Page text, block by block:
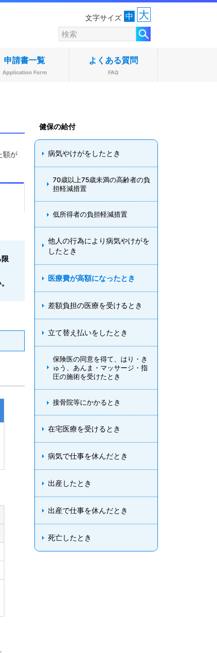
文字サイズ 中 大
申請書一覧
Application Form
よくある質問
FAQ
額が
健保の給付
病気やけがをしたとき
70歳以上75歳未満の高齢者の負
担軽減措置
低所得者の負担軽減措置
他人の行為により病気やけがを
したとき
医療費が高額になったとき
差額負担の医療を受けるとき
立て替え払いをしたとき
保険医の同意を得て、はり・き
ゅう、あんま・マッサージ・指
圧の施術を受けたとき
接骨院等にかかるとき
在宅医療を受けるとき
病気で仕事を休んだとき
出産したとき
出産で仕事を休んだとき
死亡したとき